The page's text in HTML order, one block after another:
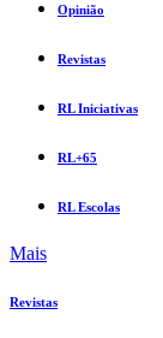
Opinião
Revistas
RL Iniciativas
RL+65
RL Escolas
Mais
Revistas